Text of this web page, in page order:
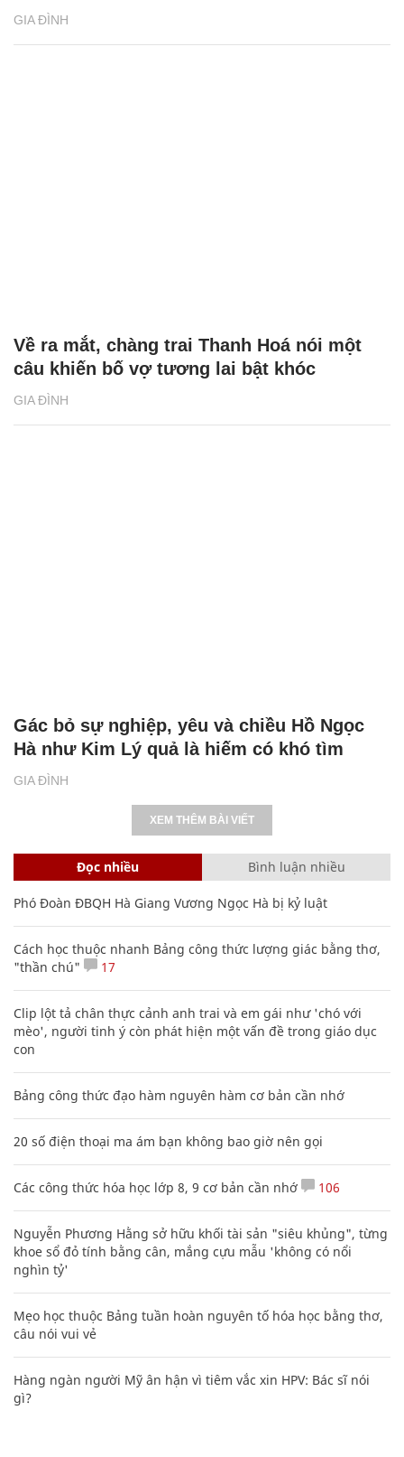
GIA ĐÌNH
GIA ĐÌNH
Về ra mắt, chàng trai Thanh Hoá nói một
câu khiến bố vợ tương lai bật khóc
GIA ĐÌNH
Gác bỏ sự nghiệp, yêu và chiều Hồ Ngọc
Hà như Kim Lý quả là hiếm có khó tìm
XEM THÊM BÀI VIẾT
Đọc nhiều Bình luận nhiều
Phó Đoàn ĐBQH Hà Giang Vương Ngọc Hà bị kỷ luật
Cách học thuộc nhanh Bảng công thức lượng giác bằng thơ,
"thần chú"
17
Clip lột tả chân thực cảnh anh trai và em gái như 'chó với
mèo', người tinh ý còn phát hiện một vấn đề trong giáo dục
con
Bảng công thức đạo hàm nguyên hàm cơ bản cần nhớ
20 số điện thoại ma ám bạn không bao giờ nên gọi
Các công thức hóa học lớp 8, 9 cơ bản cần nhớ 106
Nguyễn Phương Hằng sở hữu khối tài sản "siêu khủng", từng
khoe sổ đỏ tính bằng cân, mắng cựu mẫu 'không có nổi
nghìn tỷ'
Mẹo học thuộc Bảng tuần hoàn nguyên tố hóa học bằng thơ,
câu nói vui vẻ
Hàng ngàn người Mỹ ân hận vì tiêm vắc xin HPV: Bác sĩ nói
gì?